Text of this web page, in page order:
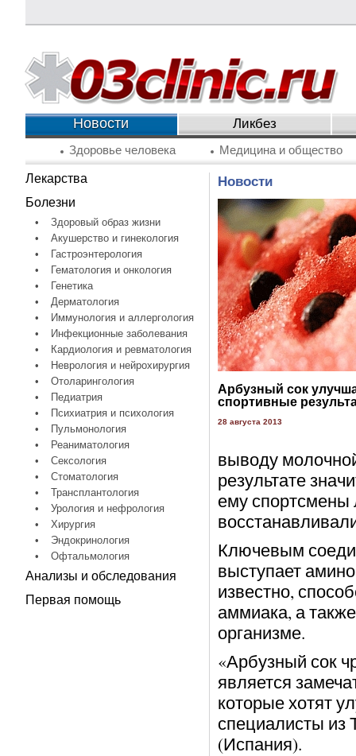
Новости Ликбез
Здоровье человека Медицина и общество
Лекарства
Болезни
•
Здоровый образ жизни
•
Акушерство и гинекология
•
Гастроэнтерология
•
Гематология и онкология
•
Генетика
•
Дерматология
•
Иммунология и аллергология
•
Инфекционные заболевания
•
Кардиология и ревматология
•
Неврология и нейрохирургия
•
Отоларингология
•
Педиатрия
•
Психиатрия и психология
•
Пульмонология
•
Реаниматология
•
Сексология
•
Стоматология
•
Трансплантология
•
Урология и нефрология
•
Хирургия
•
Эндокринология
•
Офтальмология
Анализы и обследования
Первая помощь
Новости
Арбузный сок
спортивные
28 августа 2013
выводу
результате
ему
Ключевым
выступает
известно,
аммиака, а
организме.
«Арбузный сок
является
которые хотят
специалисты из
(Испания).